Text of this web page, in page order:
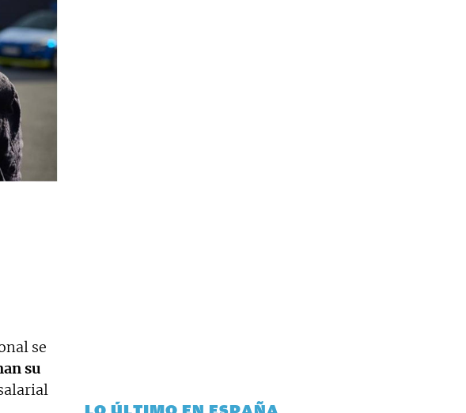
se
su